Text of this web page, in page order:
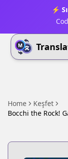
⚡
Home
Keşfet
Bocchi the Rock!